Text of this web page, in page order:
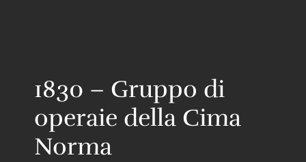
1830 – Gruppo di
operaie della Cima
Norma